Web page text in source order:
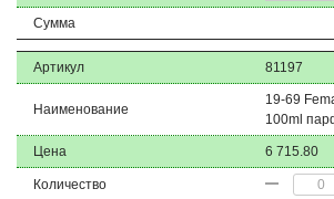
Сумма
Артикул 81197
Наименование
19-69
100ml
Цена 6 715.80
Количество